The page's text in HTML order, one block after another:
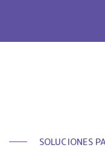
SOLUCIONES